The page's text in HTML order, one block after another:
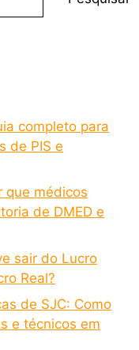
completo para
de PIS e
que médicos
de DMED e
sair do Lucro
Real?
de SJC: Como
e técnicos em